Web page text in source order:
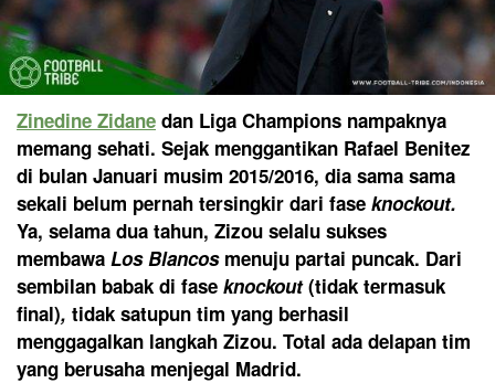
Zinedine Zidane dan Liga Champions nampaknya
memang sehati. Sejak menggantikan Rafael Benitez
di bulan Januari musim 2015/2016, dia sama sama
sekali belum pernah tersingkir dari fase knockout.
Ya, selama dua tahun, Zizou selalu sukses
membawa Los Blancos menuju partai puncak. Dari
sembilan babak di fase knockout(tidak termasuk
final), tidak satupun tim yang berhasil
menggagalkan langkah Zizou. Total ada delapan tim
yang berusaha menjegal Madrid.